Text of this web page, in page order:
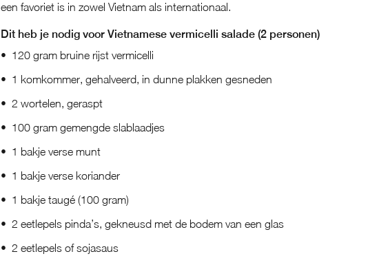
een favoriet is in zowel Vietnam als internationaal.
Dit heb je nodig voor Vietnamese vermicelli salade (2 personen)
120 gram bruine rijst vermicelli
1 komkommer, gehalveerd, in dunne plakken gesneden
2 wortelen, geraspt
100 gram gemengde slablaadjes
1 bakje verse munt
1 bakje verse koriander
1 bakje taugé (100 gram)
2 eetlepels pinda’s, gekneusd met de bodem van een glas
2 eetlepels of sojasaus